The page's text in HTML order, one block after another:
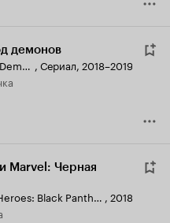
демонов
Constantine: City of Demons , Сериал, 2018–2019
Marvel: Черная
LEGO Marvel Super Heroes: Black Panther - Trouble in Wakanda , 2018